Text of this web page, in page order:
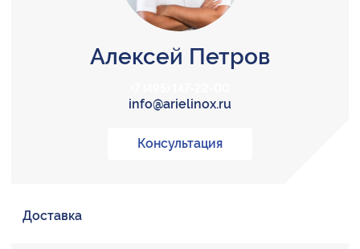
Алексей Петров
info@arielinox.ru
Консультация
Доставка